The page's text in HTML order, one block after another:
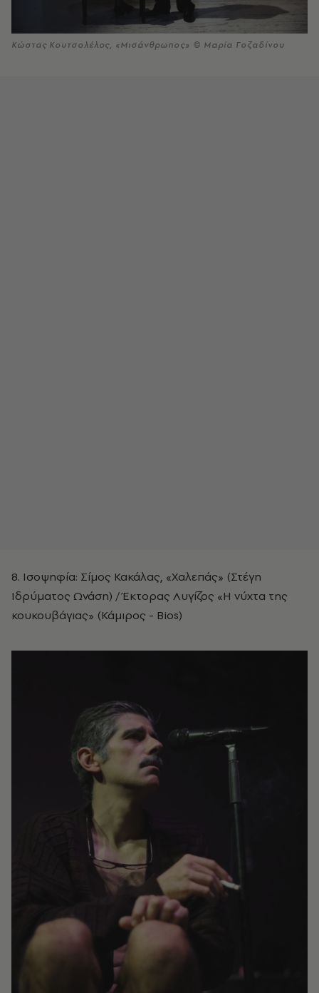
Κώστας Κουτσολέλος, «Μισάνθρωπος» © Μαρία Γοζαδίνου
8. Ισοψηφία: Σίμος Κακάλας, «Χαλεπάς» (Στέγη
Ιδρύματος Ωνάση) / Έκτορας Λυγίζος «Η νύχτα της
κουκουβάγιας» (Κάμιρος - Bios)